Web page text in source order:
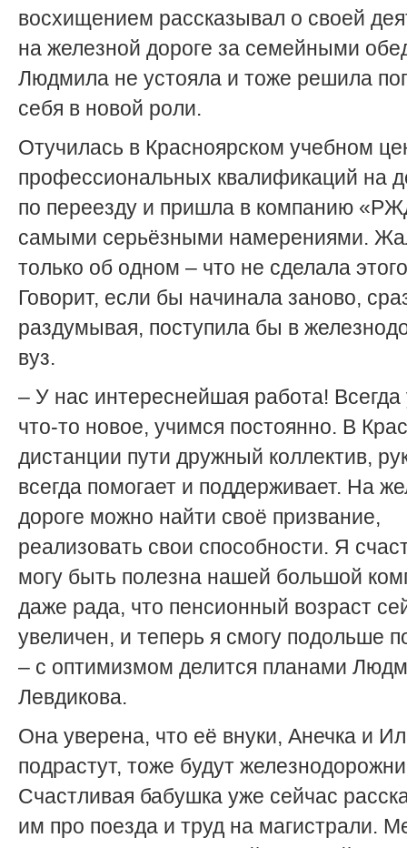
восхищением рассказывал о своей
на железной дороге за семейными
Людмила не устояла и тоже решила
себя в новой роли.
Отучилась в Красноярском учебном
профессиональных квалификаций на
по переезду и пришла в компанию
самыми серьёзными намерениями.
только об одном – что не сделала
Говорит, если бы начинала заново,
раздумывая, поступила бы в
вуз.
– У нас интереснейшая работа! Всегда
что-то новое, учимся постоянно. В
дистанции пути дружный коллектив,
всегда помогает и поддерживает. На
дороге можно найти своё призвание,
реализовать свои способности. Я
могу быть полезна нашей большой
даже рада, что пенсионный возраст
увеличен, и теперь я смогу подольше
– с оптимизмом делится планами
Левдикова.
Она уверена, что её внуки, Анечка и
подрастут, тоже будут
Счастливая бабушка уже сейчас
им про поезда и труд на магистрали.